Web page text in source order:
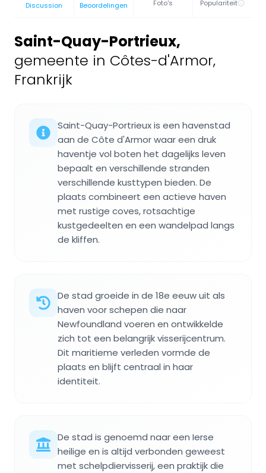
Discussion Beoordelingen Foto's Populariteit
Saint-Quay-Portrieux,
gemeente in Côtes-d'Armor,
Frankrijk
Saint-Quay-Portrieux is een havenstad
aan de Côte d'Armor waar een druk
haventje vol boten het dagelijks leven
bepaalt en verschillende stranden
verschillende kusttypen bieden. De
plaats combineert een actieve haven
met rustige coves, rotsachtige
kustgedeelten en een wandelpad langs
de kliffen.
De stad groeide in de 18e eeuw uit als
haven voor schepen die naar
Newfoundland voeren en ontwikkelde
zich tot een belangrijk visserijcentrum.
Dit maritieme verleden vormde de
plaats en blijft centraal in haar
identiteit.
De stad is genoemd naar een Ierse
heilige en is altijd verbonden geweest
met schelpdiervisserij, een praktijk die